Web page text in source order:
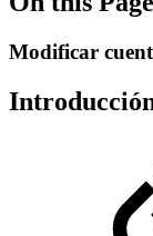
Modificar